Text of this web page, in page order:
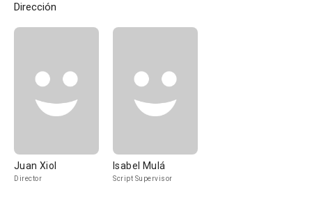
Dirección
Juan Xiol
Director
Isabel Mulá
Script Supervisor